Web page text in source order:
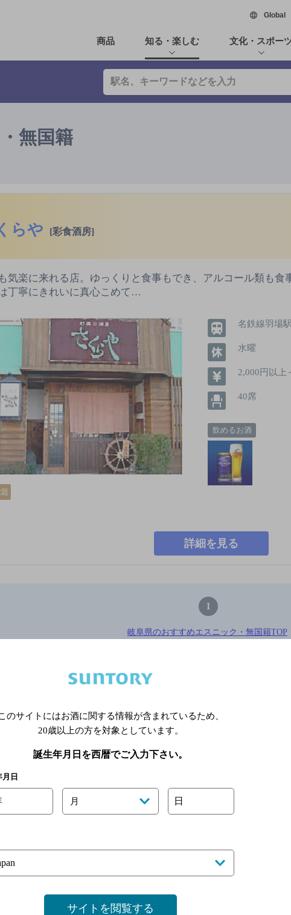
Global
商品 知る・楽しむ 文化・スポー
無国籍
らや [彩食酒房]
気楽に来れる店。ゆっくりと食事もでき、アルコール類も食
丁寧にきれいに真心こめて…
名鉄線羽場
水曜
2,000円以上
40席
飲めるお酒
詳細を見る
1
岐阜県のおすすめエスニック・無国籍TOP
※店舗によりハイボール取り扱い銘柄が異なり
関連ページ
ては、 念のためお店にご確認の上ご来店
情報提供：ぐるなび
のサイトにはお酒に関する情報が含まれているため、
20歳以上の方を対象としています。
誕生年月日を西暦でご入力下さい。
日
月 日
サイトを閲覧する